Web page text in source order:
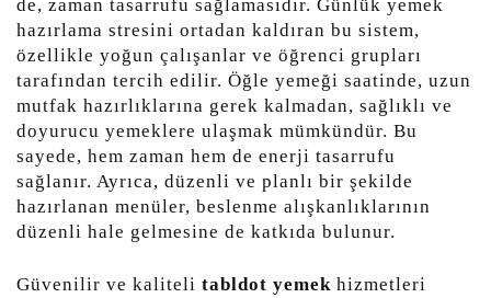
de, zaman tasarrufu sağlamasıdır. Günlük yemek
hazırlama stresini ortadan kaldıran bu sistem,
özellikle yoğun çalışanlar ve öğrenci grupları
tarafından tercih edilir. Öğle yemeği saatinde, uzun
mutfak hazırlıklarına gerek kalmadan, sağlıklı ve
doyurucu yemeklere ulaşmak mümkündür. Bu
sayede, hem zaman hem de enerji tasarrufu
sağlanır. Ayrıca, düzenli ve planlı bir şekilde
hazırlanan menüler, beslenme alışkanlıklarının
düzenli hale gelmesine de katkıda bulunur.
Güvenilir ve kaliteli tabldot yemek hizmetleri